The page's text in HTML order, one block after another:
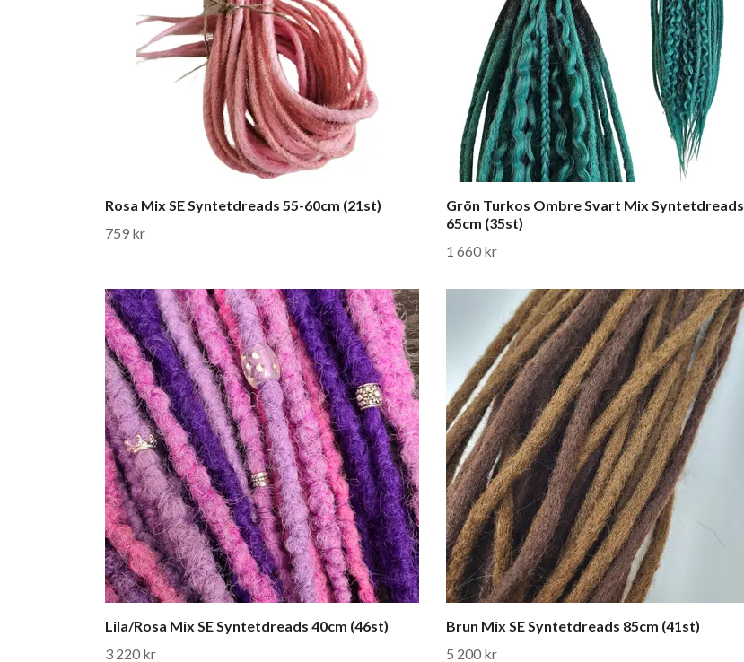
Rosa Mix SE Syntetdreads 55-60cm (21st)
759 kr
Grön Turkos Ombre Svart Mix Syntetdreads
65cm (35st)
1 660 kr
Lila/Rosa Mix SE Syntetdreads 40cm (46st)
3 220 kr
Brun Mix SE Syntetdreads 85cm (41st)
5 200 kr